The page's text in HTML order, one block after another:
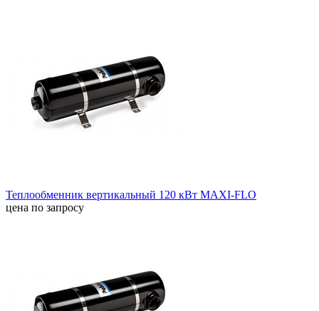
Теплообменник вертикальный 120 кВт MAXI-FLO
цена по запросу